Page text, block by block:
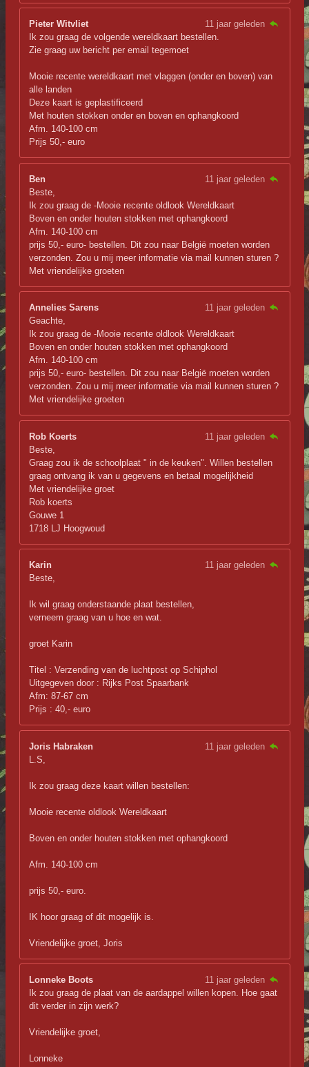
Pieter Witvliet
11 jaar geleden
Ik zou graag de volgende wereldkaart bestellen.
Zie graag uw bericht per email tegemoet
Mooie recente wereldkaart met vlaggen (onder en boven) van
alle landen
Deze kaart is geplastificeerd
Met houten stokken onder en boven en ophangkoord
Afm. 140-100 cm
Prijs 50,- euro
Ben
11 jaar geleden
Beste,
Ik zou graag de -Mooie recente oldlook Wereldkaart
Boven en onder houten stokken met ophangkoord
Afm. 140-100 cm
prijs 50,- euro- bestellen. Dit zou naar België moeten worden
verzonden. Zou u mij meer informatie via mail kunnen sturen ?
Met vriendelijke groeten
Annelies Sarens
11 jaar geleden
Geachte,
Ik zou graag de -Mooie recente oldlook Wereldkaart
Boven en onder houten stokken met ophangkoord
Afm. 140-100 cm
prijs 50,- euro- bestellen. Dit zou naar België moeten worden
verzonden. Zou u mij meer informatie via mail kunnen sturen ?
Met vriendelijke groeten
Rob Koerts
11 jaar geleden
Beste,
Graag zou ik de schoolplaat " in de keuken". Willen bestellen
graag ontvang ik van u gegevens en betaal mogelijkheid
Met vriendelijke groet
Rob koerts
Gouwe 1
1718 LJ Hoogwoud
Karin
11 jaar geleden
Beste,
Ik wil graag onderstaande plaat bestellen,
verneem graag van u hoe en wat.
groet Karin
Titel : Verzending van de luchtpost op Schiphol
Uitgegeven door : Rijks Post Spaarbank
Afm: 87-67 cm
Prijs : 40,- euro
Joris Habraken
11 jaar geleden
L.S,
Ik zou graag deze kaart willen bestellen:
Mooie recente oldlook Wereldkaart
Boven en onder houten stokken met ophangkoord
Afm. 140-100 cm
prijs 50,- euro.
IK hoor graag of dit mogelijk is.
Vriendelijke groet, Joris
Lonneke Boots
11 jaar geleden
Ik zou graag de plaat van de aardappel willen kopen. Hoe gaat
dit verder in zijn werk?
Vriendelijke groet,
Lonneke